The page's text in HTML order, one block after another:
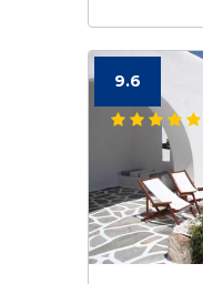
9.6